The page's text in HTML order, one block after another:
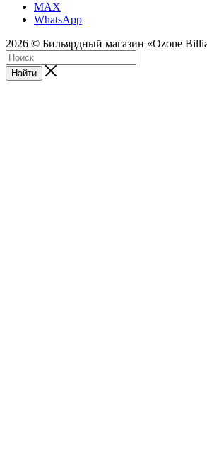
MAX
WhatsApp
2026 © Бильярдный магазин «Ozone
Найти